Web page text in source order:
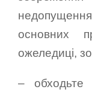
основних
ожеледиці,
– обходьте